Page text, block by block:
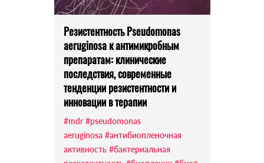
Резистентность Pseudomonas
aeruginosa к антимикробным
препаратам: клинические
последствия, современные
тенденции резистентности и
инновации в терапии
#mdr #pseudomonas
aeruginosa #антибиопленочная
активность #бактериальная